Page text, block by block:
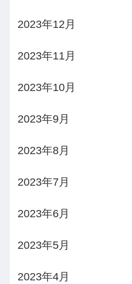
2023年12月
2023年11月
2023年10月
2023年9月
2023年8月
2023年7月
2023年6月
2023年5月
2023年4月